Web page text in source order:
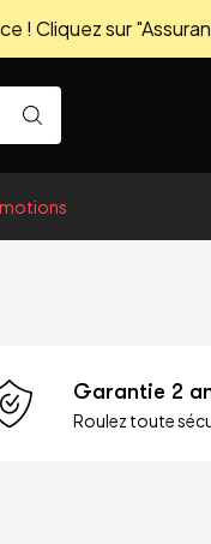
! Cliquez sur
Garantie 2
Roulez toute